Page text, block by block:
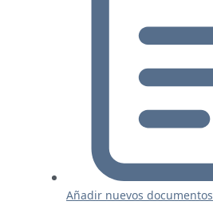
Añadir nuevos documentos